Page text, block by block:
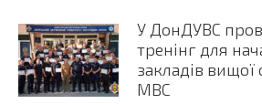
У ДонДУВС
тренінг для
закладів вищої
МВС